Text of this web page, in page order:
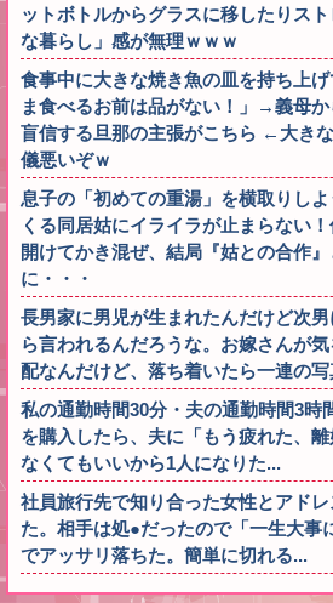
ットボトルからグラスに移したりス
な暮らし」感が無理ｗｗｗ
食事中に大きな焼き魚の皿を持ち上
ま食べるお前は品がない！」→義母
盲信する旦那の主張がこちら ←大き
儀悪いぞｗ
息子の「初めての重湯」を横取りし
くる同居姑にイライラが止まらない
開けてかき混ぜ、結局『姑との合作
に・・・
長男家に男児が生まれたんだけど次
ら言われるんだろうな。お嫁さんが
配なんだけど、落ち着いたら一連の
私の通勤時間30分・夫の通勤時間3時
を購入したら、夫に「もう疲れた、
なくてもいいから1人になりた...
社員旅行先で知り合った女性とアド
た。相手は処●だったので「一生大事
でアッサリ落ちた。簡単に切れる...